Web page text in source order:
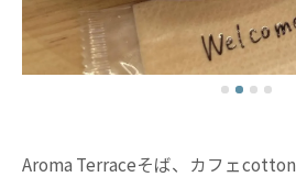
Aroma Terraceそば、カフェcotton